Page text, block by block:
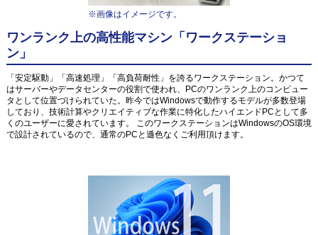
※画像はイメージです。
ワンランク上の高性能マシン「ワークステーショ
ン」
「安定駆動」「高速処理」「高負荷耐性」を誇るワークステーション。かつて
はサーバーやデータセンターの役割で使われ、PCのワンランク上のコンピュー
タとして位置づけられていた。昨今ではWindowsで動作するモデルが多数登場
しており、技術計算やクリエイティブな作業に特化したハイエンドPCとして多
くのユーザーに愛されています。 このワークステーションはWindowsのOS環境
で設計されているので、通常のPCと遜色なくご利用頂けます。